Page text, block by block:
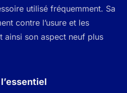
utilisé fréquemment. Sa
contre l’usure et les
ainsi son aspect neuf plus